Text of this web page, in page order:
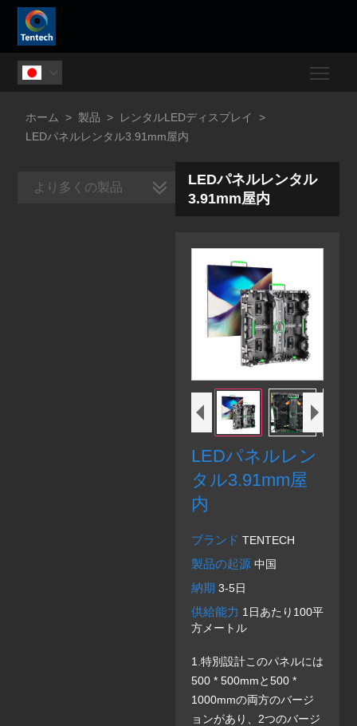

ホーム > 製品 > レンタルLEDディスプレイ
>
LEDパネルレンタル3.91mm屋内
LEDパネルレンタル
3.91mm屋内
LEDパネルレン
タル3.91mm屋
内
ブランド TENTECH
製品の起源 中国
納期 3-5日
供給能力 1日あたり100平
方メートル
1.特別設計このパネルには
500 * 500mmと500 *
1000mmの両方のバージ
ョンがあり、2つのバージ
より多くの製品